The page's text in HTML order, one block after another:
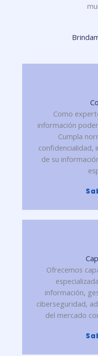
Como
información
Cumpla
confidencialidad,
de su
Ofrecemos
información,
ciberseguridad,
del mercado